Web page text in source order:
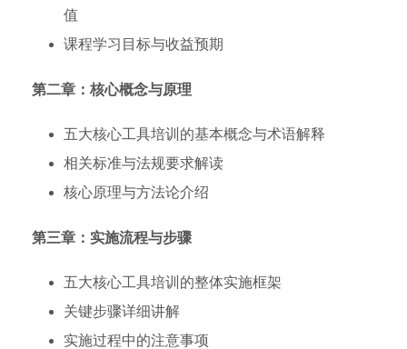
值
课程学习目标与收益预期
第二章：核心概念与原理
五大核心工具培训的基本概念与术语解释
相关标准与法规要求解读
核心原理与方法论介绍
第三章：实施流程与步骤
五大核心工具培训的整体实施框架
关键步骤详细讲解
实施过程中的注意事项